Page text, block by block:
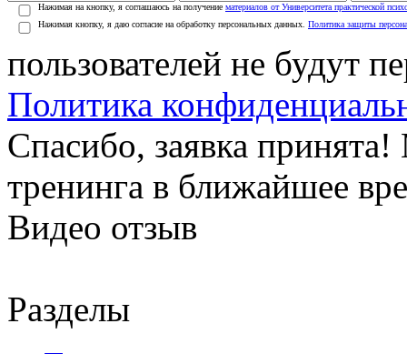
Нажимая на кнопку, я соглашаюсь на получение материалов от Университета практической
Нажимая кнопку, я даю согласие на обработку персональных данных. Политика защиты
пользователей не будут
Политика
Спасибо, заявка
тренинга в ближайшее
Видео отзыв
Разделы